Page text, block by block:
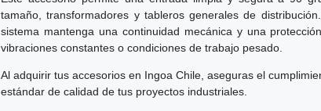
tamaño, transformadores y tableros generales de
sistema mantenga una continuidad mecánica y una
vibraciones constantes o condiciones de trabajo pesado.
Al adquirir tus accesorios en Ingoa Chile, aseguras el
estándar de calidad de tus proyectos industriales.